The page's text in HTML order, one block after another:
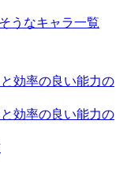
うなキャラ一覧
効率の良い能力の
効率の良い能力の